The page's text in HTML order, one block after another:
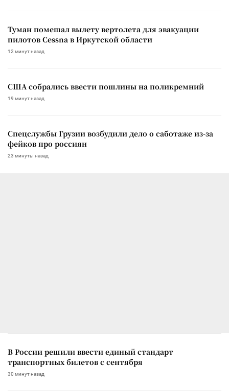
Туман помешал вылету вертолета для эвакуации
пилотов Cessna в Иркутской области
12 минут назад
США собрались ввести пошлины на поликремний
19 минут назад
Спецслужбы Грузии возбудили дело о саботаже из-за
фейков про россиян
23 минуты назад
В России решили ввести единый стандарт
транспортных билетов с сентября
30 минут назад